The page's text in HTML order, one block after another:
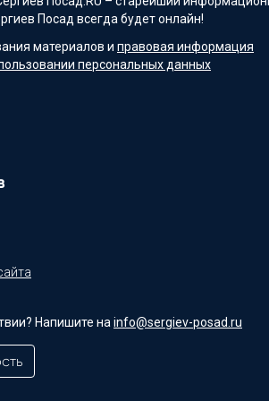
Посад всегда будет онлайн!
материалов и правовая информация
персональных данных
Напишите на info@sergiev-posad.ru